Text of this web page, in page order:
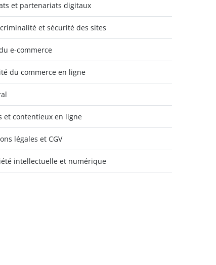
et partenariats digitaux
et sécurité des sites
e-commerce
du commerce en ligne
et contentieux en ligne
légales et CGV
intellectuelle et numérique